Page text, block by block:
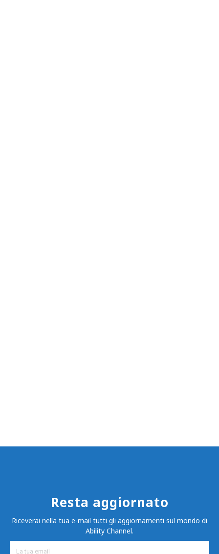
Resta aggiornato
Riceverai nella tua e-mail tutti gli aggiornamenti sul mondo di
Ability Channel.